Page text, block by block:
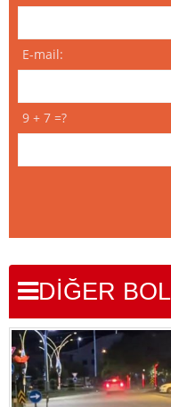
E-mail:
9 + 7 =?
DİĞER